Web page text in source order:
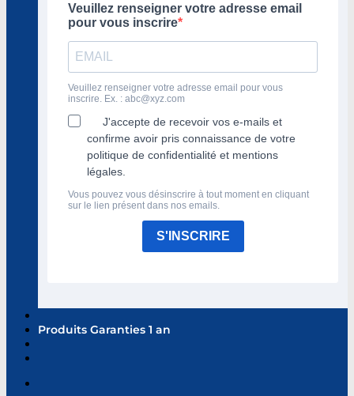
Veuillez renseigner votre adresse email
pour vous inscrire
Veuillez renseigner votre adresse email pour vous
inscrire. Ex. : abc@xyz.com
J'accepte de recevoir vos e-mails et
confirme avoir pris connaissance de votre
politique de confidentialité et mentions
légales.
Vous pouvez vous désinscrire à tout moment en cliquant
sur le lien présent dans nos emails.
S'INSCRIRE
Produits Garanties 1 an